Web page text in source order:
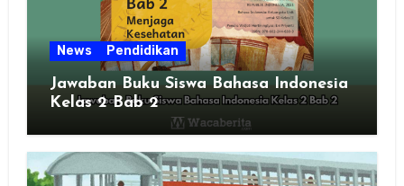
News Pendidikan
Jawaban Buku Siswa Bahasa Indonesia
Kelas 2 Bab 2